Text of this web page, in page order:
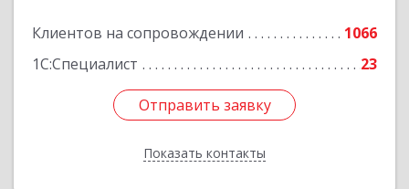
Клиентов на сопровождении
1066
1С:Специалист
23
Отправить заявку
Показать контакты
Отправить заявку
Назад